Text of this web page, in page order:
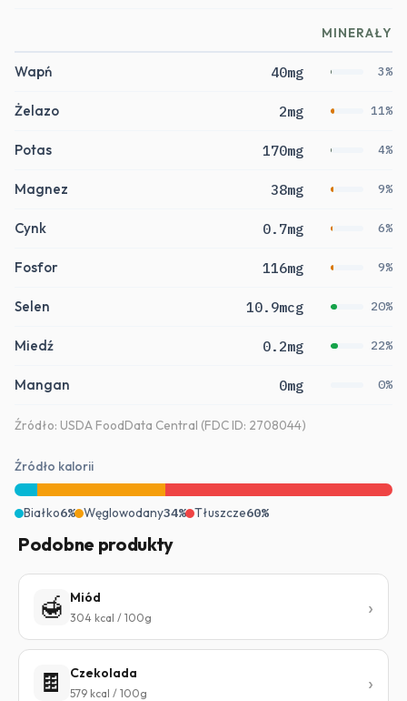
MINERAŁY
Wapń 40mg 3%
Żelazo 2mg 11%
Potas 170mg 4%
Magnez 38mg 9%
Cynk 0.7mg 6%
Fosfor 116mg 9%
Selen 10.9mcg 20%
Miedź 0.2mg 22%
Mangan 0mg 0%
Źródło: USDA FoodData Central (FDC ID: 2708044)
Źródło kalorii
Białko6% Węglowodany34% Tłuszcze60%
Podobne produkty
🍯 Miód
304 kcal / 100g
🍫 Czekolada
579 kcal / 100g